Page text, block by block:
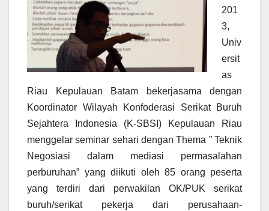
201
3,
Univ
ersit
as
Riau Kepulauan Batam bekerjasama dengan
Koordinator Wilayah Konfoderasi Serikat Buruh
Sejahtera Indonesia (K-SBSI) Kepulauan Riau
menggelar seminar sehari dengan Thema ” Teknik
Negosiasi dalam mediasi permasalahan
perburuhan” yang diikuti oleh 85 orang peserta
yang terdiri dari perwakilan OK/PUK serikat
buruh/serikat pekerja dari perusahaan-